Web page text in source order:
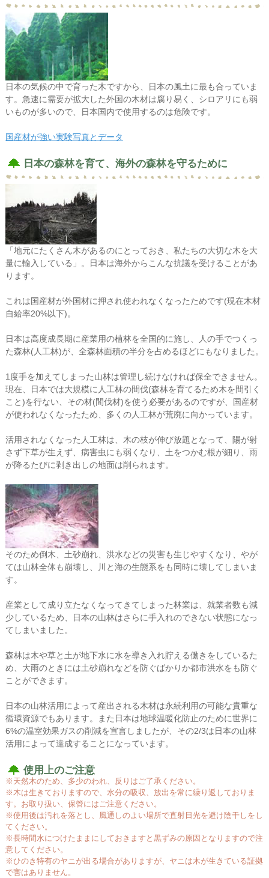
日本の気候の中で育った木ですから、日本の風土に最も合っていま
す。急速に需要が拡大した外国の木材は腐り易く、シロアリにも弱
いものが多いので、日本国内で使用するのは危険です。
国産材が強い実験写真とデータ
日本の森林を育て、海外の森林を守るために
「地元にたくさん木があるのにとっておき、私たちの大切な木を大
量に輸入している」。日本は海外からこんな抗議を受けることがあ
ります。
これは国産材が外国材に押され使われなくなったためです(現在木材
自給率20%以下)。
日本は高度成長期に産業用の植林を全国的に施し、人の手でつくっ
た森林(人工林)が、全森林面積の半分を占めるほどにもなりました。
1度手を加えてしまった山林は管理し続けなければ保全できません。
現在、日本では大規模に人工林の間伐(森林を育てるため木を間引く
こと)を行ない、その材(間伐材)を使う必要があるのですが、国産材
が使われなくなったため、多くの人工林が荒廃に向かっています。
活用されなくなった人工林は、木の枝が伸び放題となって、陽が射
さず下草が生えず、病害虫にも弱くなり、土をつかむ根が細り、雨
が降るたびに剥き出しの地面は削られます。
そのため倒木、土砂崩れ、洪水などの災害も生じやすくなり、やが
ては山林全体も崩壊し、川と海の生態系をも同時に壊してしまいま
す。
産業として成り立たなくなってきてしまった林業は、就業者数も減
少しているため、日本の山林はさらに手入れのできない状態になっ
てしまいました。
森林は木や草と土が地下水に水を導き入れ貯える働きをしているた
め、大雨のときには土砂崩れなどを防ぐばかりか都市洪水をも防ぐ
ことができます。
日本の山林活用によって産出される木材は永続利用の可能な貴重な
循環資源でもあります。また日本は地球温暖化防止のために世界に
6%の温室効果ガスの削減を宣言しましたが、その2/3は日本の山林
活用によって達成することになっています。
使用上のご注意
※天然木のため、多少のわれ、反りはご了承ください。
※木は生きておりますので、水分の吸収、放出を常に繰り返しておりま
す。お取り扱い、保管にはご注意ください。
※使用後は汚れを落とし、風通しのよい場所で直射日光を避け陰干しをし
てください。
※長時間水につけたままにしておきますと黒ずみの原因となりますので注
意してください。
※ひのき特有のヤニが出る場合がありますが、ヤニは木が生きている証拠
で害はありません。